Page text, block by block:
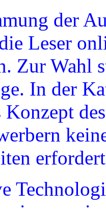
der
Leser
Zur Wahl
In der
Konzept